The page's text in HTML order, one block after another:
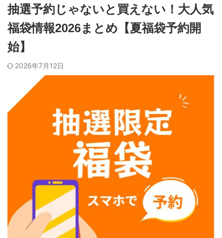
抽選予約じゃないと買えない！大人気
福袋情報2026まとめ【夏福袋予約開
始】
2026年7月12日